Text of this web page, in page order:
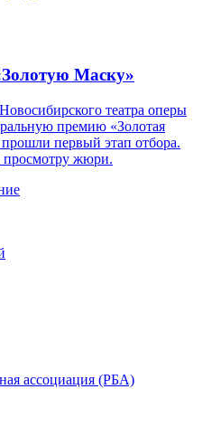
Маску»
театра оперы
премию «Золотая
первый этап отбора.
просмотру жюри.
ассоциация (РБА)